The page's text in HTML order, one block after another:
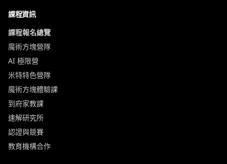
課程資訊
課程報名總覽
魔術方塊營隊
AI 極限營
米特特色營隊
魔術方塊體驗課
到府家教課
速解研究所
認證與競賽
教育機構合作